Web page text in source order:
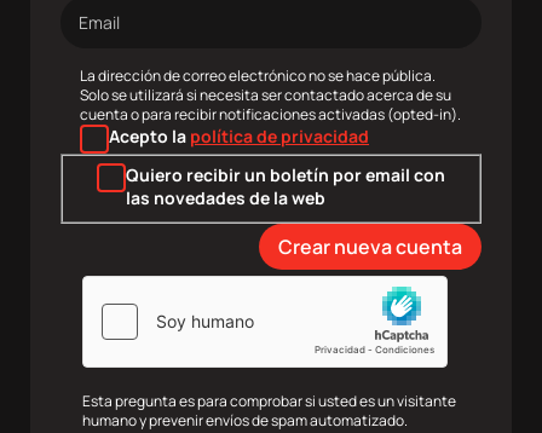
de
electrónico
La dirección de correo electrónico no se hace pública.
Solo se utilizará si necesita ser contactado acerca de su
cuenta o para recibir notificaciones activadas (opted-in).
Acepto la política de privacidad
Quiero recibir un boletín por email con
las novedades de la web
Esta pregunta es para comprobar si usted es un visitante
humano y prevenir envíos de spam automatizado.